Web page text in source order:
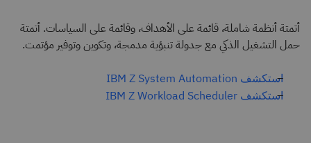
أتمتة أنظمة شاملة، قائمة على الأهداف، وقائمة على السياسات. أتمتة
حمل التشغيل الذكي مع جدولة تنبؤية مدمجة، وتكوين وتوفير مؤتمت.
استكشف IBM Z System Automation
استكشف IBM Z Workload Scheduler